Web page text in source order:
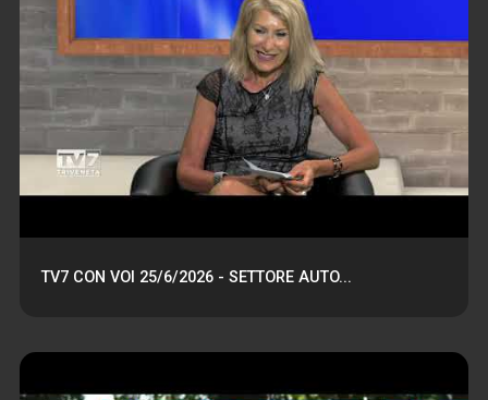
TV7 CON VOI 25/6/2026 - SETTORE AUTO...